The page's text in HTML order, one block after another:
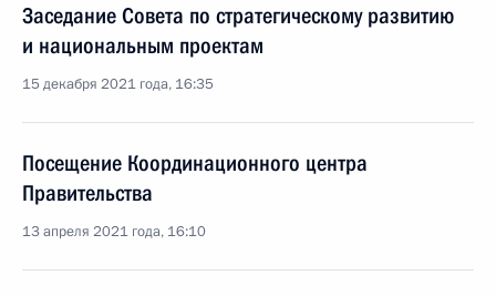
Заседание Совета по стратегическому развитию
и национальным проектам
15 декабря 2021 года, 16:35
Посещение Координационного центра
Правительства
13 апреля 2021 года, 16:10